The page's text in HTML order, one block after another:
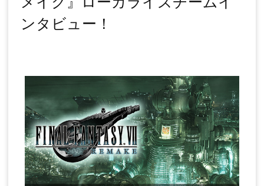
ンタビュー！